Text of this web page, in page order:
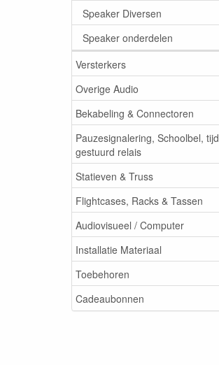
Speaker Diversen
Speaker onderdelen
Versterkers
Overige Audio
Bekabeling & Connectoren
Pauzesignalering, Schoolbel, tijd
gestuurd relais
Statieven & Truss
Flightcases, Racks & Tassen
Audiovisueel / Computer
Installatie Materiaal
Toebehoren
Cadeaubonnen